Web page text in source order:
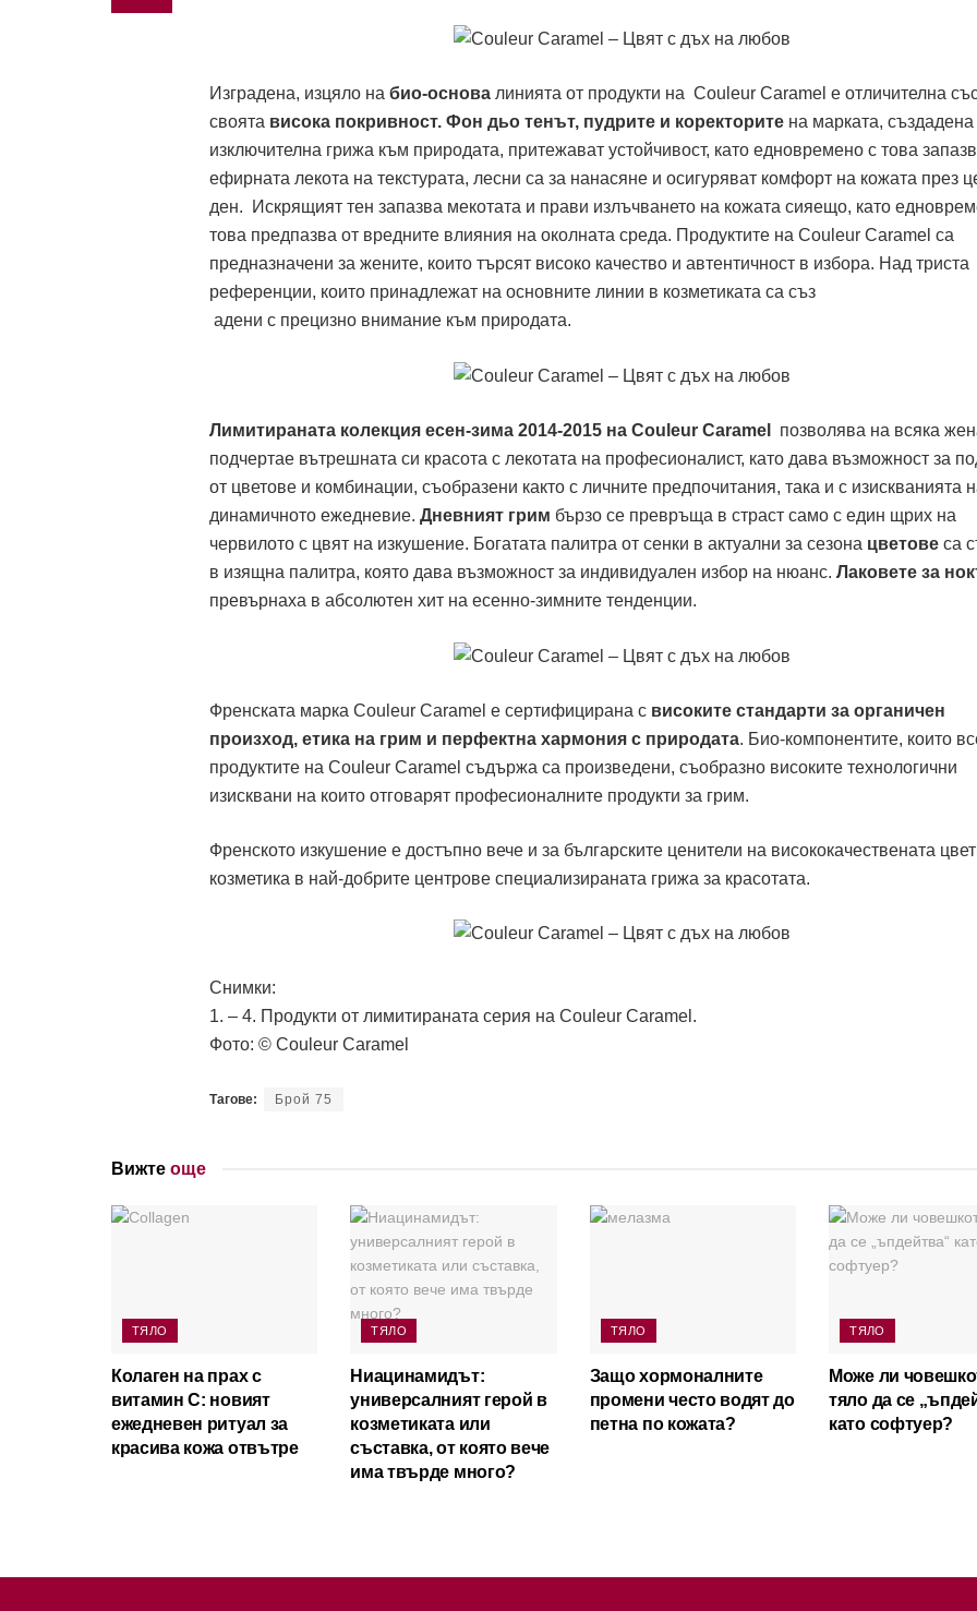
Изградена, изцяло на био-основа линията от продукти на Couleur Caramel е отличителна
своята висока покривност. Фон дьо тенът, пудрите и коректорите на марката, създадена
изключителна грижа към природата, притежават устойчивост, като едновремено с това
ефирната лекота на текстурата, лесни са за нанасяне и осигуряват комфорт на кожата през
ден. Искрящият тен запазва мекотата и прави излъчването на кожата сияещо, като
това предпазва от вредните влияния на околната среда. Продуктите на Couleur Caramel са
предназначени за жените, които търсят високо качество и автентичност в избора. Над триста
референции, които принадлежат на основните линии в козметиката са съз
адени с прецизно внимание към природата.
Лимитираната колекция есен-зима 2014-2015 на Couleur Caramel
позволява на всяка
подчертае вътрешната си красота с лекотата на професионалист, като дава възможност за
от цветове и комбинации, съобразени както с личните предпочитания, така и с изискванията
динамичното ежедневие. Дневният грим бързо се превръща в страст само с един щрих на
червилото с цвят на изкушение. Богатата палитра от сенки в актуални за сезона цветове са
в изящна палитра, която дава възможност за индивидуален избор на нюанс. Лаковете за
превърнаха в абсолютен хит на есенно-зимните тенденции.
Френската марка Couleur Caramel е сертифицирана с високите стандарти за органичен
произход, етика на грим и перфектна хармония с природата. Био-компонентите, които
продуктите на Couleur Caramel съдържа са произведени, съобразно високите технологични
изисквани на които отговарят професионалните продукти за грим.
Френското изкушение е достъпно вече и за българските ценители на висококачествената
козметика в най-добрите центрове специализираната грижа за красотата.
Снимки:
1. – 4. Продукти от лимитираната серия на Couleur Caramel.
Фото: © Couleur Caramel
Тагове: Брой 75
Вижте още
ТЯЛО
Колаген на прах с
витамин C: новият
ежедневен ритуал за
красива кожа отвътре
ТЯЛО
Ниацинамидът:
универсалният герой в
козметиката или
съставка, от която вече
има твърде много?
ТЯЛО
Защо хормоналните
промени често водят до
петна по кожата?
ТЯЛО
Може ли
тяло да се
като софтуер?